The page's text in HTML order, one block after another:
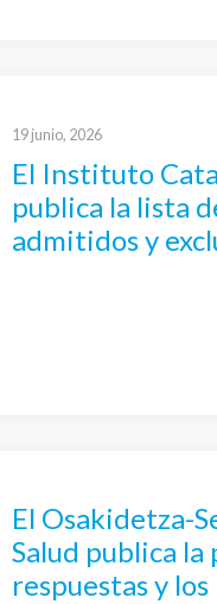
19 junio, 2026
El Instituto
publica la lista
admitidos y
El Osakidetza-
Salud publica
respuestas y